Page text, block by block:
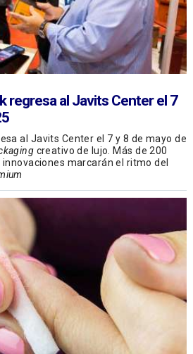
regresa al Javits Center el 7
al Javits Center el 7 y 8 de mayo de
creativo de lujo. Más de 200
marcarán el ritmo del